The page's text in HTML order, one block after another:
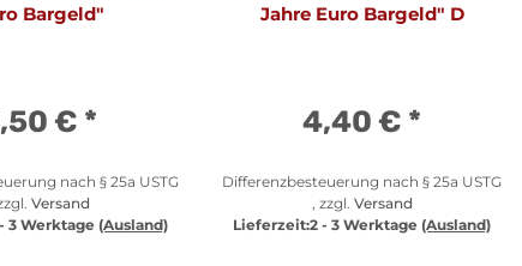
Bargeld"
€ *
nach § 25a USTG
Versand
3 Werktage (Ausland)
Jahre Euro Bargeld" D
4,40 € *
Differenzbesteuerung nach § 25a USTG
, zzgl. Versand
Lieferzeit:2 - 3 Werktage (Ausland)